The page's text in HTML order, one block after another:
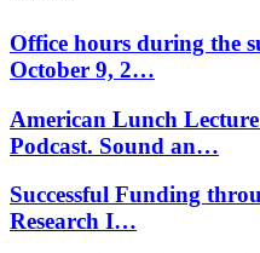
Office hours during the
October 9, 2…
American Lunch Lecture
Podcast. Sound an…
Successful Funding
Research I…